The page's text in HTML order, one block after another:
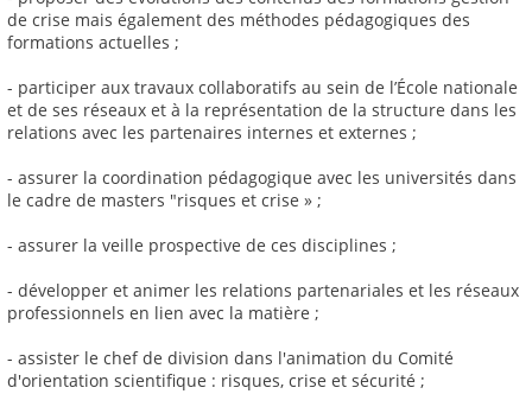
de crise mais également des méthodes pédagogiques des
formations actuelles ;
- participer aux travaux collaboratifs au sein de l’École nationale
et de ses réseaux et à la représentation de la structure dans les
relations avec les partenaires internes et externes ;
- assurer la coordination pédagogique avec les universités dans
le cadre de masters "risques et crise » ;
- assurer la veille prospective de ces disciplines ;
- développer et animer les relations partenariales et les réseaux
professionnels en lien avec la matière ;
- assister le chef de division dans l'animation du Comité
d'orientation scientifique : risques, crise et sécurité ;